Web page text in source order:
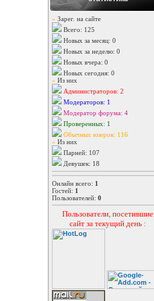
» Зарег. на сайте
Всего: 125
Новых за месяц: 0
Новых за неделю: 0
Новых вчера: 0
Новых сегодня: 0
» Из них
Администраторов: 2
Модераторов: 1
Модератор форума: 4
Проверенных: 1
Обычных юзеров: 116
» Из них
Парней: 107
Девушек: 18
Онлайн всего: 1
Гостей: 1
Пользователей: 0
Пользователи, посетившие
сайт за текущий день :